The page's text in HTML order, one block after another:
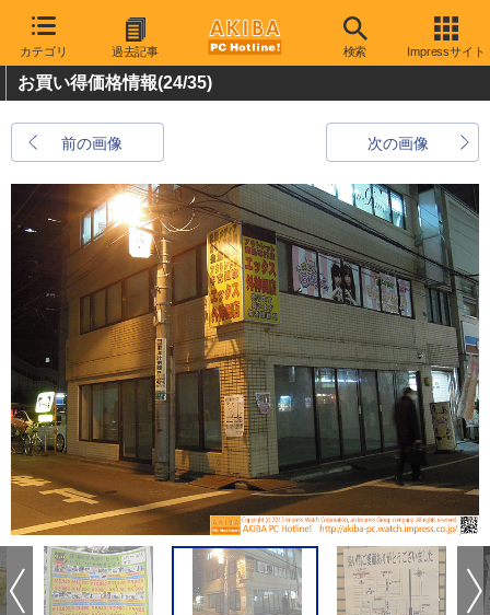
カテゴリ 過去記事 検索 Impressサイト
お買い得価格情報(24/35)
前の画像 次の画像